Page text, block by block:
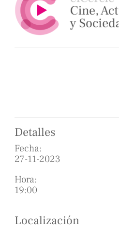
Detalles
Fecha:
27-11-2023
Hora:
19:00
Localización